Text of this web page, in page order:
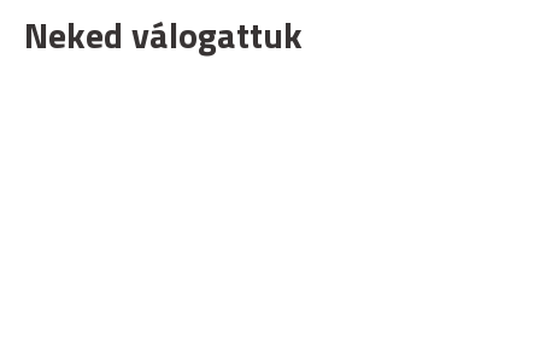
Neked válogattuk